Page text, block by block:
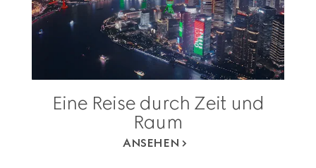
Eine Reise durch Zeit und
Raum
ANSEHEN